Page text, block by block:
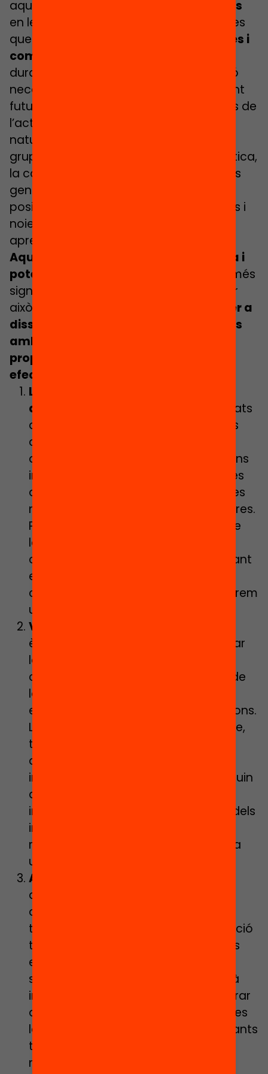
aquestes, es donen
condicions úniques
en les quals els infants viuen experiències
que marquen molts dels
aprenentatges i
competències
durant la infantesa i l’adolescència, sinó
necessàries per al seu desenvolupament
futur (laboral, personal, social, etc.). Des de
l’activitat lúdica, el contacte amb la
natura, el sentiment de pertinença a un
grup, el treball comunitari, la reflexió crítica,
la coresponsabilitat, l’autonomia, etc. es
generen unes experiències emocionals
positives que posen a nens i nenes i nois i
noies en una predisposició optima per
aprendre.
Aquest any cal posar-ho en evidencia i
potenciar-ho encara més
i de forma més
significativa a tots els casals d’estiu. Per
això identifiquem
7 dimensions clau per a
dissenyar activitats d’estiu enriquides
amb suggeriments d’activitats i
propostes concretes per tal de fer
efectiu l’estiu enriquit
Les competències cognitives i
acadèmiques
: Cal planificar activitats
que contribueixin a reduir els efectes
que l’aturada d’estiu, sumada a la
d’aquests mesos, suposa per a alguns
infants i adolescents en el seu procés
d’adquisició d’aprenentatges com les
matemàtiques o la lectura, entre altres.
Per exemple programant un espai de
lectura diari amb varietat de llibres,
còmics o revistes suggerents o posant
en valor la necessitat d’aplicar
conceptes matemàtics quan preparem
una recepta de cuina.
Vincles i reforç emocional,
èmfasis en la necessitat de recuperar
les interaccions socials que tan
contribueixen al desenvolupament de
la canalla i posant una mirada
específica en la gestió de les emocions.
Les que han viscut en aquest període,
totalment nou i que ha vingut
acompanyat de situacions de por,
incerteses i inquietuds o les que visquin
durant el casal. Serà clau tenir
informació sobre l’estat emocional dels
infants i potenciar les activitats que
reforcin el sentiment de pertinença a
un grup.
Actiu i Saludable
d’hores a l’aire lliure, programar
activitats motrius atractives per
tothom, o fins hi tot instal·lar vegetació
temporal al pati, per contrarestar els
efectes del
sedentarisme d’aquests mesos, serà
imprescindible. Com també incorporar
activitats lúdiques per gestionar totes
les informacions i dubtes que els infants
tenen sobre conceptes com virus,
malaltia, immunitat, etc. o jocs que